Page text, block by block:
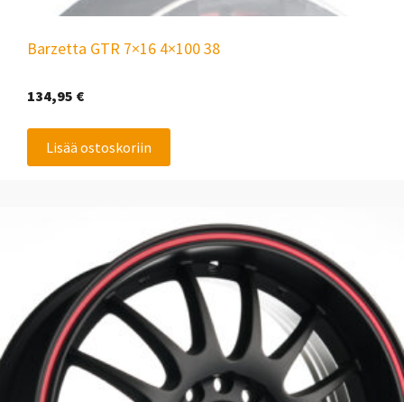
Barzetta GTR 7×16 4×100 38
134,95 €
Lisää ostoskoriin